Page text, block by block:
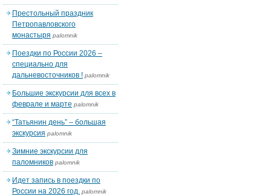
Престольный праздник
Петропавловского
монастыря palomnik
Поездки по России 2026 –
специально для
дальневосточников ! palomnik
Большие экскурсии для всех в
феврале и марте palomnik
“Татьянин день” – большая
экскурсия palomnik
Зимние экскурсии для
паломников palomnik
Идет запись в поездки по
России на 2026 год. palomnik